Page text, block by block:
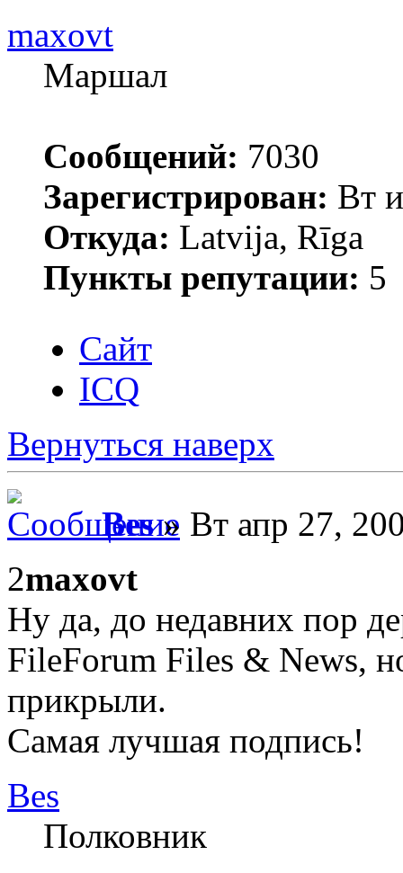
maxovt
Маршал
Сообщений: 7030
Зарегистрирован: Вт
Откуда: Latvija, Rīga
Пункты репутации: 5
Сайт
ICQ
Вернуться наверх
Bes» Вт апр 27,
2maxovt
Ну да, до недавних пор
FileForum Files & News,
прикрыли.
Самая лучшая подпись!
Bes
Полковник